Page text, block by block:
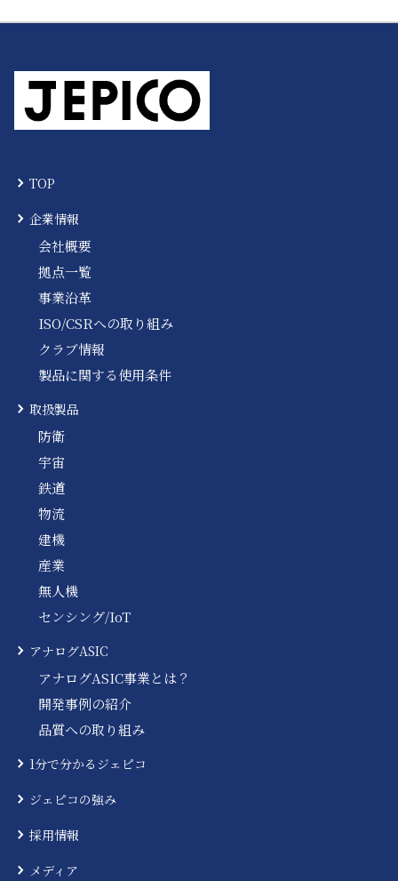
TOP
企業情報
会社概要
拠点一覧
事業沿革
ISO/CSRへの取り組み
クラブ情報
製品に関する使用条件
取扱製品
防衛
宇宙
鉄道
物流
建機
産業
無人機
センシング/IoT
アナログASIC
アナログASIC事業とは？
開発事例の紹介
品質への取り組み
1分で分かるジェピコ
ジェピコの強み
採用情報
メディア